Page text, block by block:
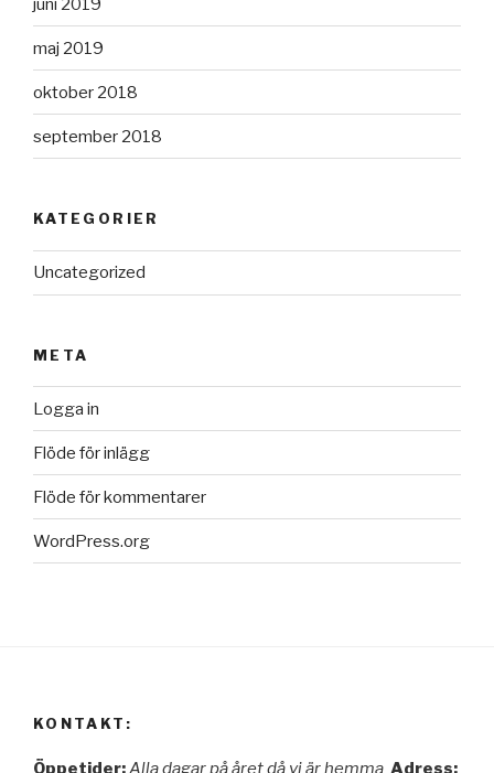
juni 2019
maj 2019
oktober 2018
september 2018
KATEGORIER
Uncategorized
META
Logga in
Flöde för inlägg
Flöde för kommentarer
WordPress.org
KONTAKT:
Öppetider:Alla dagar på året då vi är hemma Adress: